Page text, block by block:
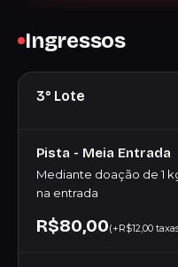
Ingressos
3° Lote
Pista - Meia Entrada
Mediante doação de 1
na entrada
R$80,00(+R$12,00